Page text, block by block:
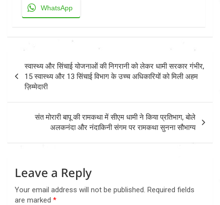
WhatsApp
navigation
स्वास्थ्य और सिंचाई योजनाओं की निगरानी को लेकर धामी सरकार गंभीर,
15 स्वास्थ्य और 13 सिंचाई विभाग के उच्च अधिकारियों को मिली अहम
ज़िम्मेदारी
संत मोरारी बापू की रामकथा में सीएम धामी ने किया प्रतिभाग, बोले
अलकनंदा और नंदाकिनी संगम पर रामकथा सुनना सौभाग्य
Leave a Reply
Your email address will not be published. Required fields
are marked *